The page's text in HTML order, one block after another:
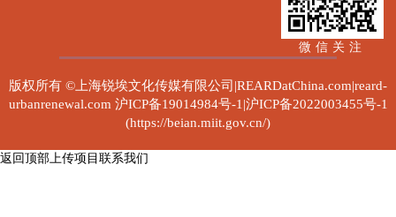
微信关注
版权所有 ©上海锐埃文化传媒有限公司|REARDatChina.com|reard-
urbanrenewal.com 沪ICP备19014984号-1|沪ICP备2022003455号-1
(https://beian.miit.gov.cn/)
返回顶部 上传项目 联系我们